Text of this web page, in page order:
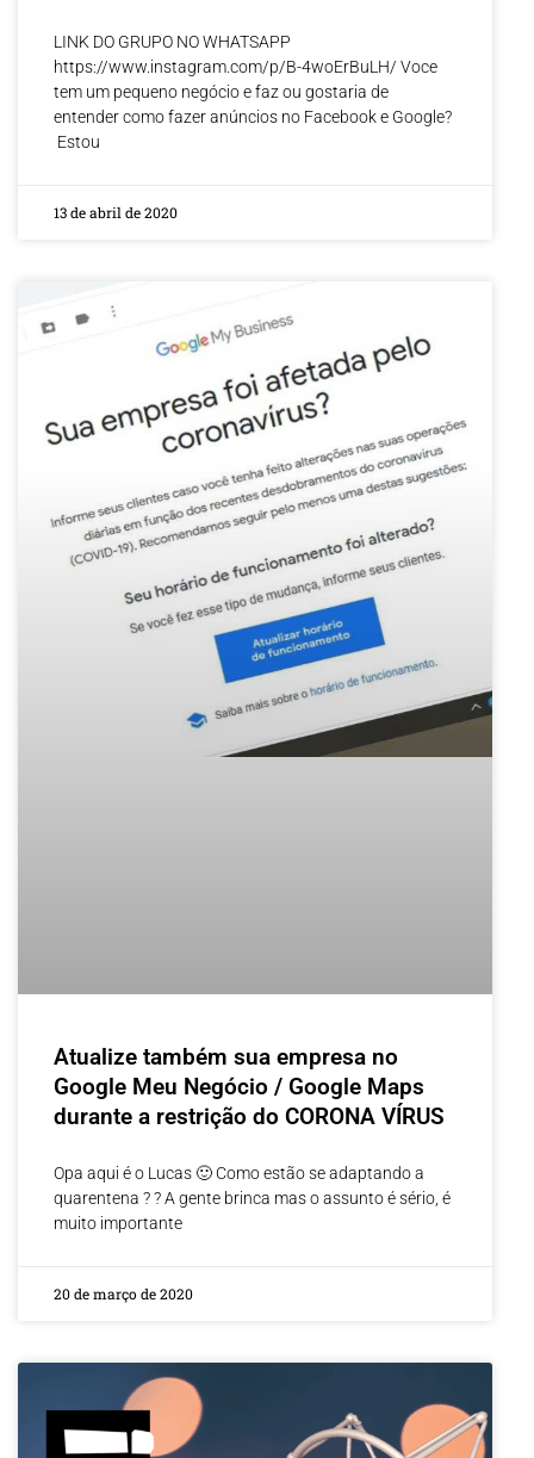
LINK DO GRUPO NO WHATSAPP
https://www.instagram.com/p/B-4woErBuLH/ Voce
tem um pequeno negócio e faz ou gostaria de
entender como fazer anúncios no Facebook e Google?
Estou
13 de abril de 2020
Atualize também sua empresa no
Google Meu Negócio / Google Maps
durante a restrição do CORONA VÍRUS
Opa aqui é o Lucas 🙂 Como estão se adaptando a
quarentena ? ? A gente brinca mas o assunto é sério, é
muito importante
20 de março de 2020